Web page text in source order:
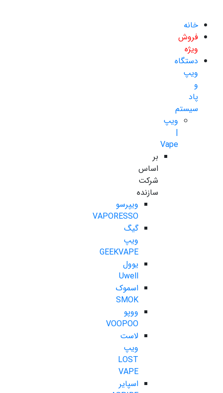
خانه
فروش
ویژه
دستگاه
ویپ
و
پاد
سیستم
ویپ
|
Vape
بر
اساس
شرکت
سازنده
ویپرسو
VAPORESSO
گیگ
ویپ
GEEKVAPE
یوول
Uwell
اسموک
SMOK
ووپو
VOOPOO
لاست
ویپ
LOST
VAPE
اسپایر